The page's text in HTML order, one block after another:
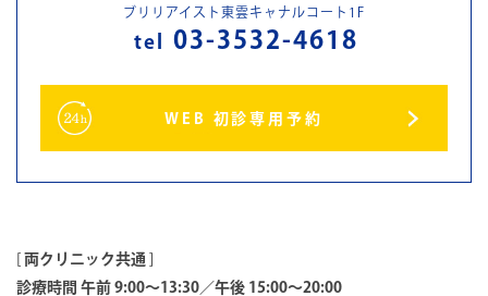
ブリリアイスト東雲キャナルコート1F
tel 03-3532-4618
WEB 初診専用予約
[ 両クリニック共通 ]
診療時間 午前 9:00～13:30／午後 15:00～20:00